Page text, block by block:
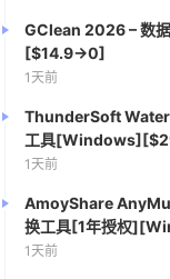
GClean 2026 – 数
[$14.9→0]
1天前
ThunderSoft
工具
1天前
AmoyShare
换工具[1年授权
1天前